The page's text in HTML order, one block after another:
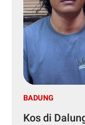
BADUNG
Kos di